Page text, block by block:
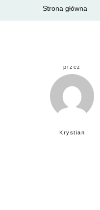
Strona główna
przez
Krystian